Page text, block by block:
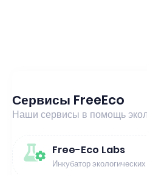
Сервисы FreeEco
Наши сервисы в помощь
Free-Eco Labs
Инкубатор